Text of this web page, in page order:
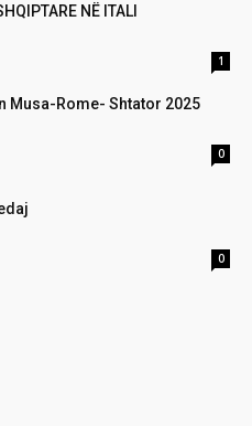
NË ITALI
1
Musa-Rome- Shtator 2025
0
0